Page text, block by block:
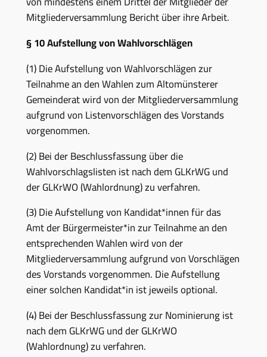
Mitgliederversammlung Bericht über ihre Arbeit.
§ 10 Aufstellung von Wahlvorschlägen
(1) Die Aufstellung von Wahlvorschlägen zur
Teilnahme an den Wahlen zum Altomünsterer
Gemeinderat wird von der Mitgliederversammlung
aufgrund von Listenvorschlägen des Vorstands
vorgenommen.
(2) Bei der Beschlussfassung über die
Wahlvorschlagslisten ist nach dem GLKrWG und
der GLKrWO (Wahlordnung) zu verfahren.
(3) Die Aufstellung von Kandidat*innen für das
Amt der Bürgermeister*in zur Teilnahme an den
entsprechenden Wahlen wird von der
Mitgliederversammlung aufgrund von Vorschlägen
des Vorstands vorgenommen. Die Aufstellung
einer solchen Kandidat*in ist jeweils optional.
(4) Bei der Beschlussfassung zur Nominierung ist
nach dem GLKrWG und der GLKrWO
(Wahlordnung) zu verfahren.